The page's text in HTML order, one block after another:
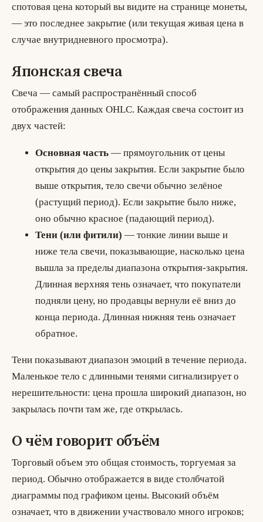
спотовая цена который вы видите на странице монеты,
— это последнее закрытие (или текущая живая цена в
случае внутридневного просмотра).
Японская свеча
Свеча — самый распространённый способ
отображения данных OHLC. Каждая свеча состоит из
двух частей:
Основная часть — прямоугольник от цены
открытия до цены закрытия. Если закрытие было
выше открытия, тело свечи обычно зелёное
(растущий период). Если закрытие было ниже,
оно обычно красное (падающий период).
Тени (или фитили) — тонкие линии выше и
ниже тела свечи, показывающие, насколько цена
вышла за пределы диапазона открытия-закрытия.
Длинная верхняя тень означает, что покупатели
подняли цену, но продавцы вернули её вниз до
конца периода. Длинная нижняя тень означает
обратное.
Тени показывают диапазон эмоций в течение периода.
Маленькое тело с длинными тенями сигнализирует о
нерешительности: цена прошла широкий диапазон, но
закрылась почти там же, где открылась.
О чём говорит объём
Торговый объем это общая стоимость, торгуемая за
период. Обычно отображается в виде столбчатой
диаграммы под графиком цены. Высокий объём
означает, что в движении участвовало много игроков;